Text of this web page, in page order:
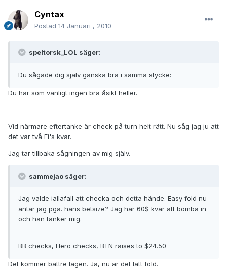
Cyntax
Postad 14 Januari , 2010
speltorsk_LOL säger:
Du sågade dig själv ganska bra i samma stycke:
Du har som vanligt ingen bra åsikt heller.
Vid närmare eftertanke är check på turn helt rätt. Nu såg jag ju att
det var två Fi's kvar.
Jag tar tillbaka sågningen av mig själv.
sammejao säger:
Jag valde iallafall att checka och detta hände. Easy fold nu
antar jag pga. hans betsize? Jag har 60$ kvar att bomba in
och han tänker mig.
BB checks, Hero checks, BTN raises to $24.50
Det kommer bättre lägen. Ja, nu är det lätt fold.